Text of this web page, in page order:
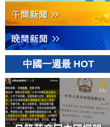
中國一週最 HOT